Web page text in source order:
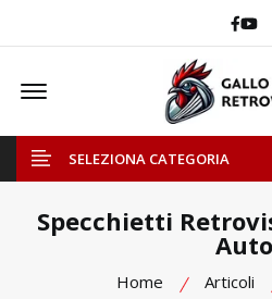
Offcanvas Menu Open
SELEZIONA CATEGORIA
Specchietti
Auto
Home Articoli